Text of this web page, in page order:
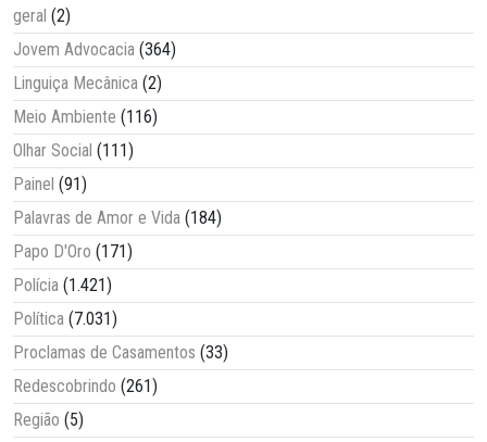
geral (2)
Jovem Advocacia (364)
Linguiça Mecânica (2)
Meio Ambiente (116)
Olhar Social (111)
Painel (91)
Palavras de Amor e Vida (184)
Papo D'Oro (171)
Polícia (1.421)
Política (7.031)
Proclamas de Casamentos (33)
Redescobrindo (261)
Região (5)